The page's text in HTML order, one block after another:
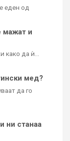
еден од
мажат и
како да ѝ…
мед?
да го
ни станаа